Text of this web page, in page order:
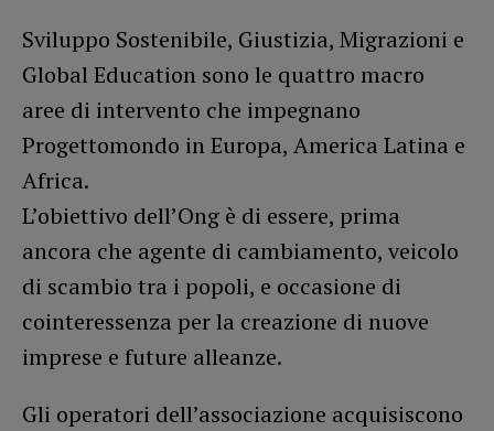
Sviluppo Sostenibile, Giustizia, Migrazioni e
Global Education sono le quattro macro
aree di intervento che impegnano
Progettomondo in Europa, America Latina e
Africa.
L’obiettivo dell’Ong è di essere, prima
ancora che agente di cambiamento, veicolo
di scambio tra i popoli, e occasione di
cointeressenza per la creazione di nuove
imprese e future alleanze.
Gli operatori dell’associazione acquisiscono